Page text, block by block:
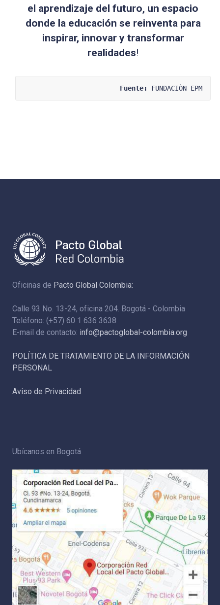
el aprendizaje del futuro, un espacio
donde la educación se reinventa para
inspirar, innovar y transformar
realidades!
Fuente: FUNDACIÓN EPM
Oficinas de Pacto Global Colombia:
Calle 93 No. 13-24, oficina 204. Bogotá - Colombia
Teléfono: (+57) 60 1 636 3638
E-mail de contacto: info@pactoglobal-colombia.org
POLÍTICA DE TRATAMIENTO DE LA INFORMACIÓN
PERSONAL
Aviso de Privacidad
Ubícanos en Bogotá